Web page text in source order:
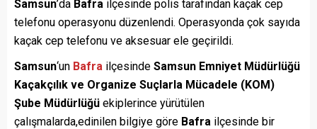
Samsun’da Bafra ilçesinde polis tarafından kaçak cep
telefonu operasyonu düzenlendi. Operasyonda çok sayıda
kaçak cep telefonu ve aksesuar ele geçirildi.
Samsun‘un Bafra ilçesinde Samsun Emniyet Müdürlüğü
Kaçakçılık ve Organize Suçlarla Mücadele (KOM)
Şube Müdürlüğü ekiplerince yürütülen
çalışmalarda,edinilen bilgiye göre Bafra ilçesinde bir